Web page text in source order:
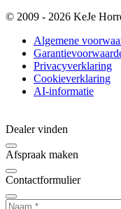
© 2009 - 2026 KeJe
Algemene
Privacyverklaring
Cookieverklaring
AI-informatie
Dealer vinden
Afspraak maken
Contactformulier